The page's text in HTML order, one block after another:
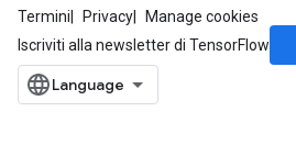
Termini Privacy
Manage cookies
Iscriviti alla newsletter di TensorFlow